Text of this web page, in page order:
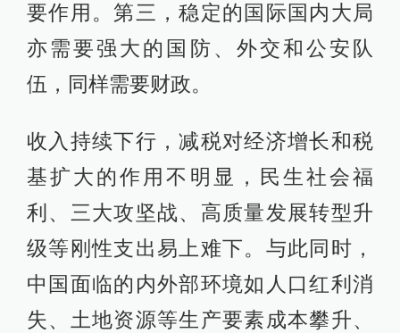
要作用。第三，稳定的国际国内大局
亦需要强大的国防、外交和公安队
伍，同样需要财政。
收入持续下行，减税对经济增长和税
基扩大的作用不明显，民生社会福
利、三大攻坚战、高质量发展转型升
级等刚性支出易上难下。与此同时，
中国面临的内外部环境如人口红利消
失、土地资源等生产要素成本攀升、